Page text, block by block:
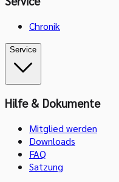
Chronik
Service
Hilfe & Dokumente
Mitglied werden
Downloads
FAQ
Satzung